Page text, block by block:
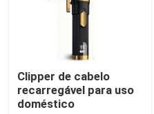
Cortador de cabelo
Clipper de cabelo
recarregável para uso
doméstico